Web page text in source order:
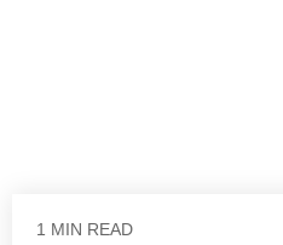
1 MIN READ